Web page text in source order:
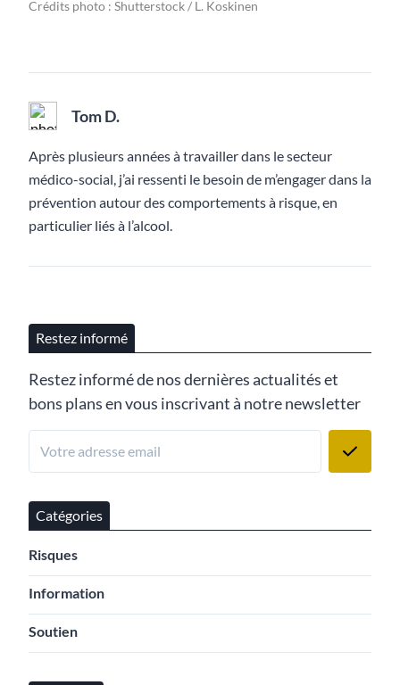
Crédits photo : Shutterstock / L. Koskinen
Tom D.
Après plusieurs années à travailler dans le secteur
médico-social, j’ai ressenti le besoin de m’engager dans la
prévention autour des comportements à risque, en
particulier liés à l’alcool.
Restez informé
Restez informé de nos dernières actualités et
bons plans en vous inscrivant à notre newsletter
Catégories
Risques
Information
Soutien